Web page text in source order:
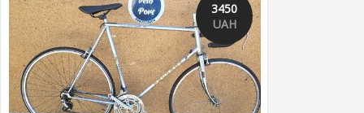
3450
UAH